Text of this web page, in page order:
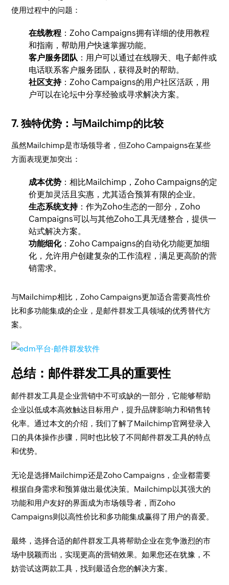
使用过程中的问题：
在线教程 ：Zoho Campaigns拥有详细的使用教程
和指南，帮助用户快速掌握功能。
客户服务团队 ：用户可以通过在线聊天、电子邮件或
电话联系客户服务团队，获得及时的帮助。
社区支持：Zoho Campaigns的用户社区活跃，用
户可以在论坛中分享经验或寻求解决方案。
7.独特优势：与Mailchimp的比较
虽然Mailchimp是市场领导者，但Zoho Campaigns在某些
方面表现更加突出：
成本优势 ：相比Mailchimp，Zoho Campaigns的定
价更加灵活且实惠，尤其适合预算有限的企业。
生态系统支持：作为Zoho生态的一部分，Zoho
Campaigns可以与其他Zoho工具无缝整合，提供一
站式解决方案。
功能细化：Zoho Campaigns的自动化功能更加细
化，允许用户创建复杂的工作流程，满足更高阶的营
销需求。
与Mailchimp相比，Zoho Campaigns更加适合需要高性价
比和多功能集成的企业，是邮件群发工具领域的优秀替代方
案。
总结：邮件群发工具的重要性
邮件群发工具是企业营销中不可或缺的一部分，它能够帮助
企业以低成本高效触达目标用户，提升品牌影响力和销售转
化率。通过本文的介绍，我们了解了Mailchimp官网登录入
口的具体操作步骤，同时也比较了不同邮件群发工具的特点
和优势。
无论是选择Mailchimp还是Zoho Campaigns，企业都需要
根据自身需求和预算做出最优决策。Mailchimp以其强大的
功能和用户友好的界面成为市场领导者，而Zoho
Campaigns则以高性价比和多功能集成赢得了用户的喜爱。
最终，选择合适的邮件群发工具将帮助企业在竞争激烈的市
场中脱颖而出，实现更高的营销效果。如果您还在犹豫，不
妨尝试这两款工具，找到最适合您的解决方案。